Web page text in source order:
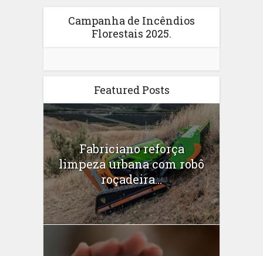
Campanha de Incêndios
Florestais 2025.
Featured Posts
Fabriciano reforça
limpeza urbana com robô
roçadeira...